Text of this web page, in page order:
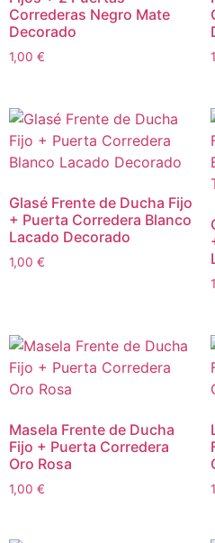
Correderas Negro Mate
Decorado
1,00 €
Glasé Frente de Ducha Fijo
+ Puerta Corredera Blanco
Lacado Decorado
1,00 €
Masela Frente de Ducha
Fijo + Puerta Corredera
Oro Rosa
1,00 €